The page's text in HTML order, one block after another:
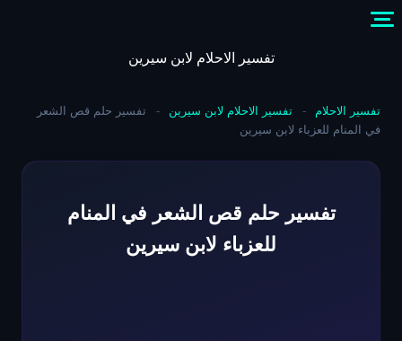
content
تفسير الاحلام لابن سيرين
تفسير الاحلام - تفسير الاحلام لابن سيرين -
تفسير حلم قص الشعر
في المنام للعزباء لابن سيرين
تفسير حلم قص الشعر في المنام
للعزباء لابن سيرين